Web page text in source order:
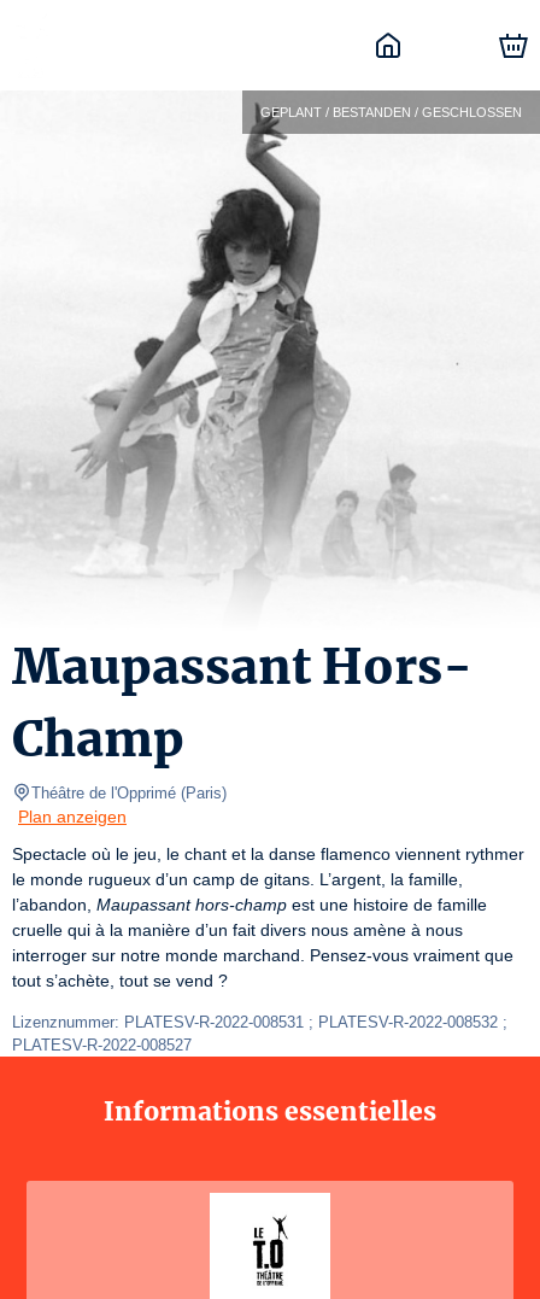
GEPLANT / BESTANDEN / GESCHLOSSEN
Maupassant Hors-
Champ
Théâtre de l'Opprimé (Paris)
Plan anzeigen
Spectacle où le jeu, le chant et la danse flamenco viennent rythmer
le monde rugueux d’un camp de gitans. L’argent, la famille,
l’abandon, Maupassant hors-champ est une histoire de famille
cruelle qui à la manière d’un fait divers nous amène à nous
interroger sur notre monde marchand. Pensez-vous vraiment que
tout s’achète, tout se vend ?
Lizenznummer: PLATESV-R-2022-008531 ; PLATESV-R-2022-008532 ;
PLATESV-R-2022-008527
Informations essentielles